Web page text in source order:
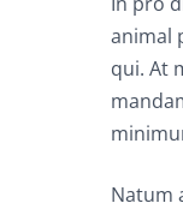
animal
qui. At
Natum